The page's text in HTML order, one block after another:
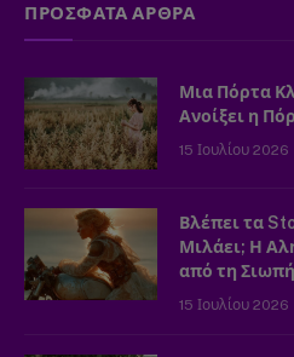
ΠΡΟΣΦΑΤΑ ΑΡΘΡΑ
Μια Πόρτα
Ανοίξει η
15 Ιουλίου 2026
Βλέπει τα
Μιλάει; Η
από τη Σιωπή
15 Ιουλίου 2026